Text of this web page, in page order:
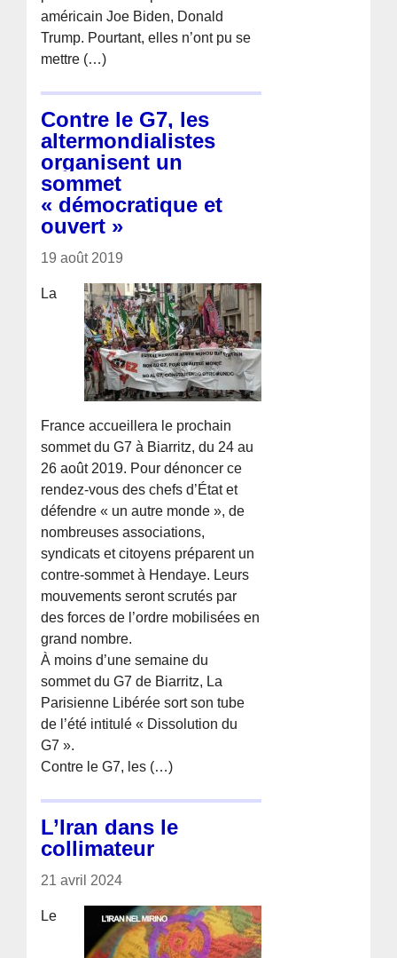
américain Joe Biden, Donald
Trump. Pourtant, elles n’ont pu se
mettre (…)
Contre le G7, les
altermondialistes
organisent un
sommet
« démocratique et
ouvert »
19 août 2019
La
France accueillera le prochain
sommet du G7 à Biarritz, du 24 au
26 août 2019. Pour dénoncer ce
rendez-vous des chefs d’État et
défendre « un autre monde », de
nombreuses associations,
syndicats et citoyens préparent un
contre-sommet à Hendaye. Leurs
mouvements seront scrutés par
des forces de l’ordre mobilisées en
grand nombre.
À moins d’une semaine du
sommet du G7 de Biarritz, La
Parisienne Libérée sort son tube
de l’été intitulé « Dissolution du
G7 ».
Contre le G7, les (…)
L’Iran dans le
collimateur
21 avril 2024
Le